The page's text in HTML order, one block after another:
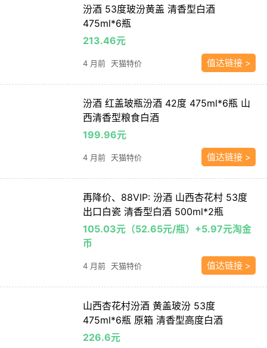
汾酒 53度玻汾黄盖 清香型白酒
475ml*6瓶
213.46元
4 月前 天猫特价 值达链接 >
汾酒 红盖玻瓶汾酒 42度 475ml*6瓶 山
西清香型粮食白酒
199.96元
4 月前 天猫特价 值达链接 >
再降价、88VIP: 汾酒 山西杏花村 53度
出口白瓷 清香型白酒 500ml*2瓶
105.03元（52.65元/瓶）+5.97元淘金
币
4 月前 天猫特价 值达链接 >
山西杏花村汾酒 黄盖玻汾 53度
475ml*6瓶 原箱 清香型高度白酒
226.6元